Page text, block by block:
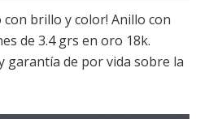
con brillo y color! Anillo con
de 3.4 grs en oro 18k.
garantía de por vida sobre la